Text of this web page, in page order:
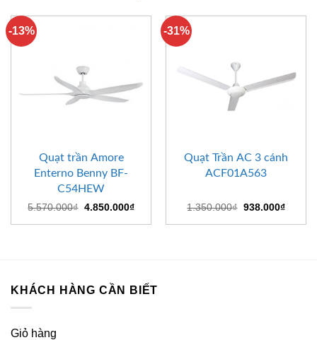
-13%
Quạt trần Amore
Enterno Benny BF-
C54HEW
5.570.000₫ Giá
là:
4.850.000₫Giá
tại
-31%
Quạt Trần AC 3 cánh
ACF01A563
1.350.000₫ Giá
là:
938.000₫Giá
tại
KHÁCH HÀNG CẦN BIẾT
Giỏ hàng